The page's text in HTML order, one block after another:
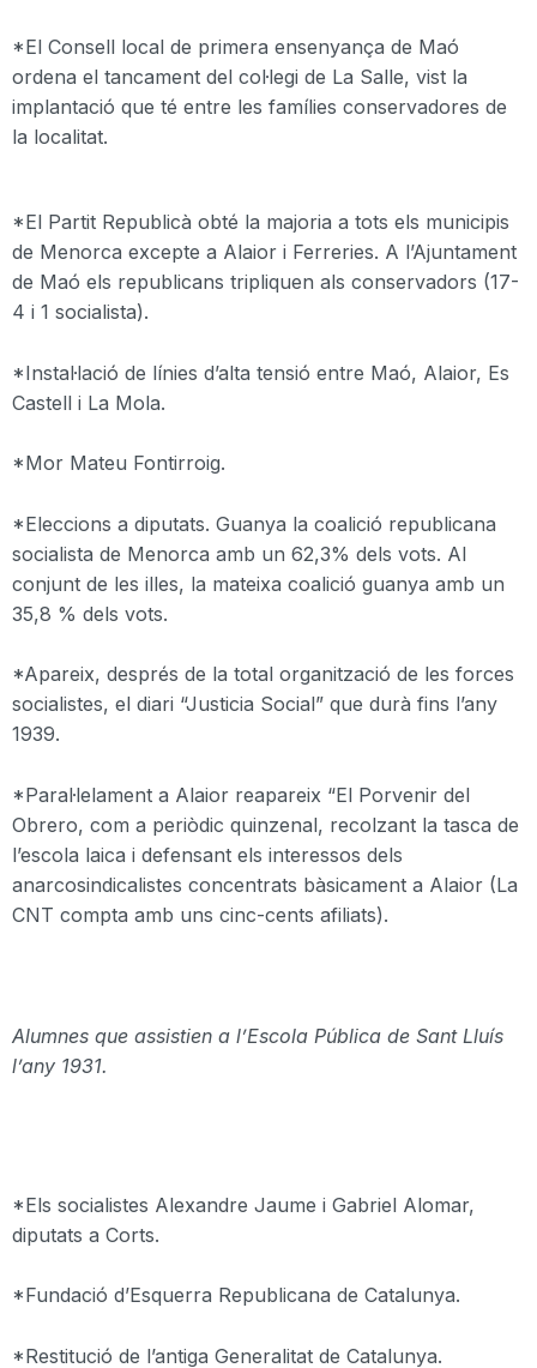
*El Consell local de primera ensenyança de Maó
ordena el tancament del col·legi de La Salle, vist la
implantació que té entre les famílies conservadores de
la localitat.
*El Partit Republicà obté la majoria a tots els municipis
de Menorca excepte a Alaior i Ferreries. A l’Ajuntament
de Maó els republicans tripliquen als conservadors (17-
4 i 1 socialista).
*Instal·lació de línies d’alta tensió entre Maó, Alaior, Es
Castell i La Mola.
*Mor Mateu Fontirroig.
*Eleccions a diputats. Guanya la coalició republicana
socialista de Menorca amb un 62,3% dels vots. Al
conjunt de les illes, la mateixa coalició guanya amb un
35,8 % dels vots.
*Apareix, després de la total organització de les forces
socialistes, el diari “Justicia Social” que durà fins l’any
1939.
*Paral·lelament a Alaior reapareix “El Porvenir del
Obrero, com a periòdic quinzenal, recolzant la tasca de
l’escola laica i defensant els interessos dels
anarcosindicalistes concentrats bàsicament a Alaior (La
CNT compta amb uns cinc-cents afiliats).
Alumnes que assistien a l’Escola Pública de Sant Lluís
l’any 1931.
*Els socialistes Alexandre Jaume i Gabriel Alomar,
diputats a Corts.
*Fundació d’Esquerra Republicana de Catalunya.
*Restitució de l’antiga Generalitat de Catalunya.